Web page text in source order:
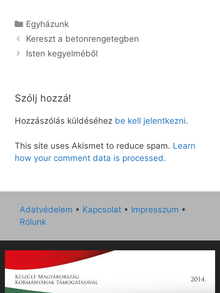
Kategória
Egyházunk
Kereszt a betonrengetegben
Isten kegyelméből
Szólj hozzá!
Hozzászólás küldéséhez be kell jelentkezni.
This site uses Akismet to reduce spam. Learn
how your comment data is processed.
Adatvédelem • Kapcsolat • Impresszum •
Rólunk